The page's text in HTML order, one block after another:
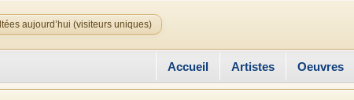
aujourd’hui (visiteurs uniques)
Accueil Artistes Oeuvres